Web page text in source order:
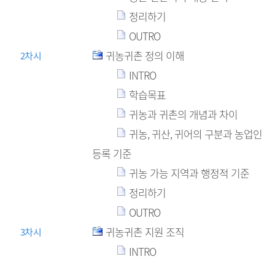
정리하기
OUTRO
2차시
귀농귀촌 정의 이해
INTRO
학습목표
귀농과 귀촌의 개념과 차이
귀농, 귀산, 귀어의 구분과 농업인
등록 기준
귀농 가능 지역과 행정적 기준
정리하기
OUTRO
3차시
귀농귀촌 지원 조직
INTRO